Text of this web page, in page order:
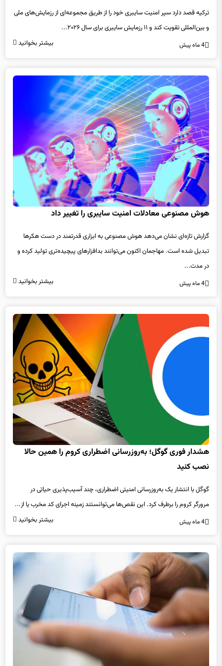
ترکیه قصد دارد سپر امنیت سایبری خود را از طریق مجموعه‌ای از رزمایش‌های ملی
و بین‌المللی تقویت کند و ۱۱ رزمایش سایبری برای سال ۲۰۲۶...
4 ماه پیش بیشتر بخوانید
هوش مصنوعی معادلات امنیت سایبری را تغییر داد
گزارش تازه‌ای نشان می‌دهد هوش مصنوعی به ابزاری قدرتمند در دست هکرها
تبدیل شده است. مهاجمان اکنون می‌توانند بدافزارهای پیچیده‌تری تولید کرده و
در مدت...
4 ماه پیش بیشتر بخوانید
هشدار فوری گوگل؛ به‌روزرسانی اضطراری کروم را همین حالا
نصب کنید
گوگل با انتشار یک به‌روزرسانی امنیتی اضطراری، چند آسیب‌پذیری حیاتی در
مرورگر کروم را برطرف کرد. این نقص‌ها می‌توانستند زمینه اجرای کد مخرب یا از...
4 ماه پیش بیشتر بخوانید